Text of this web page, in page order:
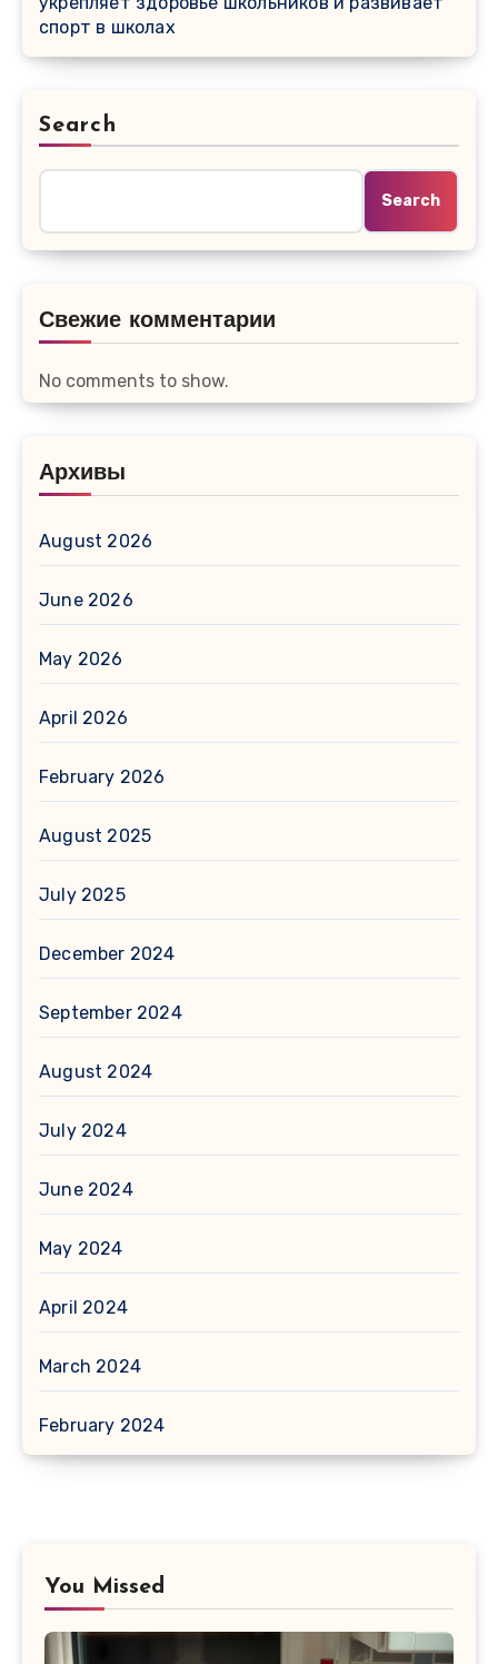
спорт в школах
Search
Search
Свежие комментарии
No comments to show.
Архивы
August 2026
June 2026
May 2026
April 2026
February 2026
August 2025
July 2025
December 2024
September 2024
August 2024
July 2024
June 2024
May 2024
April 2024
March 2024
February 2024
You Missed